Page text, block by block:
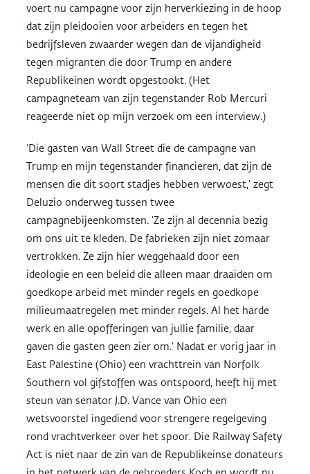
voert nu campagne voor zijn herverkiezing in de hoop
dat zijn pleidooien voor arbeiders en tegen het
bedrijfsleven zwaarder wegen dan de vijandigheid
tegen migranten die door Trump en andere
Republikeinen wordt opgestookt. (Het
campagneteam van zijn tegenstander Rob Mercuri
reageerde niet op mijn verzoek om een interview.)
‘Die gasten van Wall Street die de campagne van
Trump en mijn tegenstander financieren, dat zijn de
mensen die dit soort stadjes hebben verwoest,’ zegt
Deluzio onderweg tussen twee
campagnebijeenkomsten. ‘Ze zijn al decennia bezig
om ons uit te kleden. De fabrieken zijn niet zomaar
vertrokken. Ze zijn hier weggehaald door een
ideologie en een beleid die alleen maar draaiden om
goedkope arbeid met minder regels en goedkope
milieumaatregelen met minder regels. Al het harde
werk en alle opofferingen van jullie familie, daar
gaven die gasten geen zier om.’ Nadat er vorig jaar in
East Palestine (Ohio) een vrachttrein van Norfolk
Southern vol gifstoffen was ontspoord, heeft hij met
steun van senator J.D. Vance van Ohio een
wetsvoorstel ingediend voor strengere regelgeving
rond vrachtverkeer over het spoor. Die Railway Safety
Act is niet naar de zin van de Republikeinse donateurs